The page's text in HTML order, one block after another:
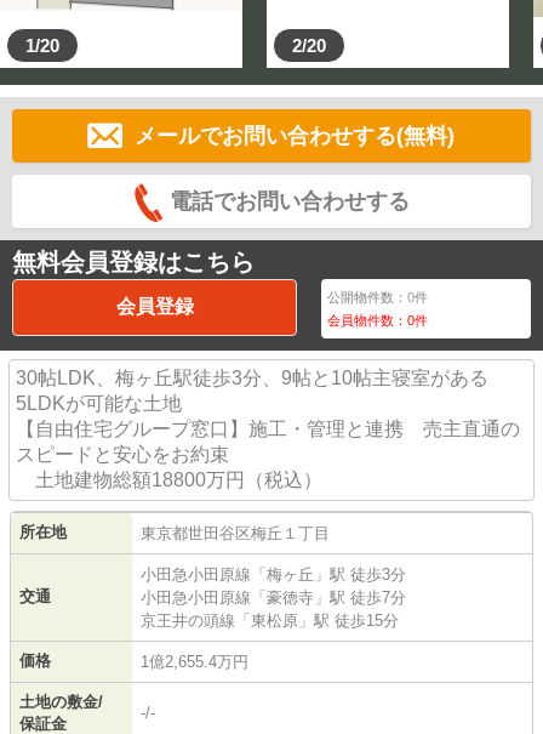
1/20 2/20
メールでお問い合わせする(無料)
電話でお問い合わせする
無料会員登録はこちら
会員登録 公開物件数：0件
会員物件数：0件
30帖LDK、梅ヶ丘駅徒歩3分、9帖と10帖主寝室がある
5LDKが可能な土地
【自由住宅グループ窓口】施工・管理と連携 売主直通の
スピードと安心をお約束
土地建物総額18800万円（税込）
所在地 東京都世田谷区梅丘 １丁目
交通
小田急小田原線 「 梅ヶ丘 」駅 徒歩3分
小田急小田原線 「 豪徳寺 」駅 徒歩7分
京王井の頭線 「 東松原 」駅 徒歩15分
価格 1億2,655.4万円
土地の敷金/
保証金
-/-